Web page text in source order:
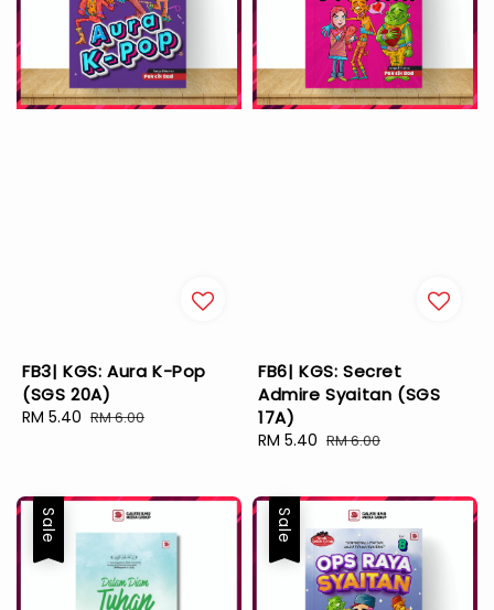
FB3| KGS: Aura K-Pop
(SGS 20A)
Sale
RM 5.40 Regular
RM 6.00
FB6| KGS: Secret
Admire Syaitan (SGS
17A)
Sale
RM 5.40 Regular
RM 6.00
Sale Sale